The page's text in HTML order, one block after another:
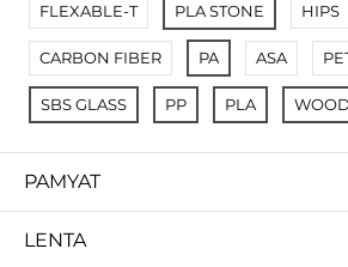
FLEXABLE-T PLA STONE HIPS
CARBON FIBER PA ASA
SBS GLASS PP PLA WOOD
PAMYAT
LENTA
Для звонков